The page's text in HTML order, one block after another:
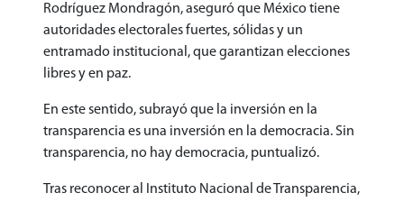
Rodríguez Mondragón, aseguró que México tiene
autoridades electorales fuertes, sólidas y un
entramado institucional, que garantizan elecciones
libres y en paz.
En este sentido, subrayó que la inversión en la
transparencia es una inversión en la democracia. Sin
transparencia, no hay democracia, puntualizó.
Tras reconocer al Instituto Nacional de Transparencia,